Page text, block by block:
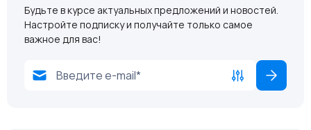
Будьте в курсе актуальных предложений и новостей.
Настройте подписку и получайте только самое
важное для вас!